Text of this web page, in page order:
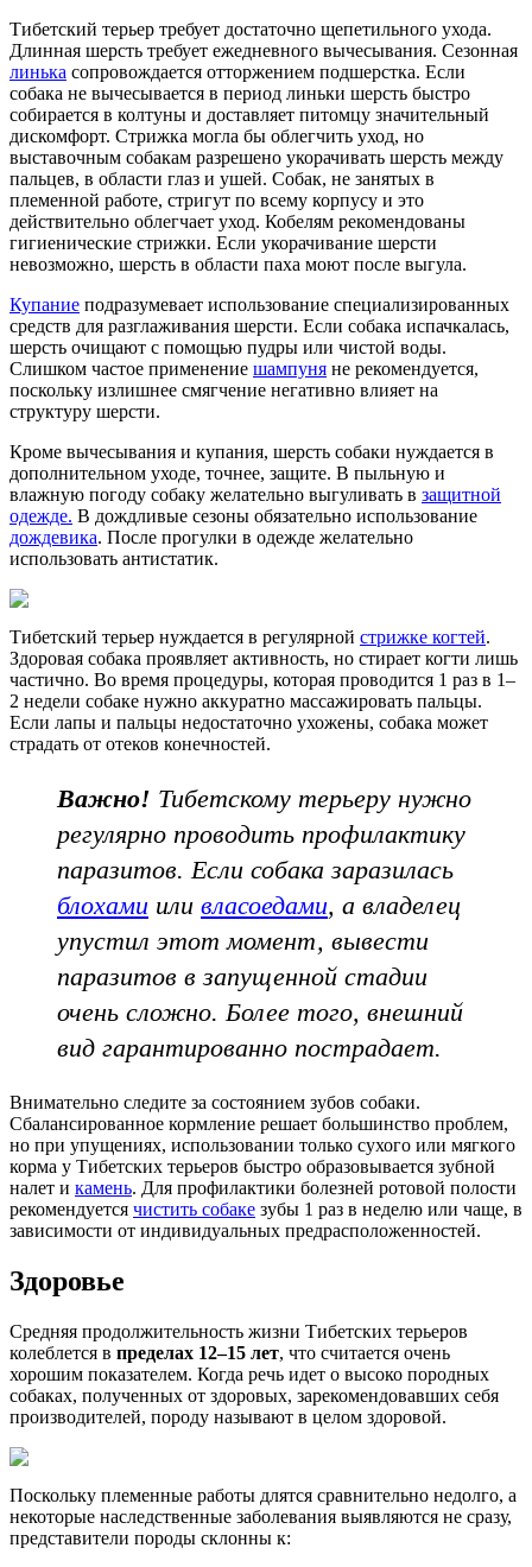
Тибетский терьер требует достаточно щепетильного ухода.
Длинная шерсть требует ежедневного вычесывания. Сезонная
линька сопровождается отторжением подшерстка. Если
собака не вычесывается в период линьки шерсть быстро
собирается в колтуны и доставляет питомцу значительный
дискомфорт. Стрижка могла бы облегчить уход, но
выставочным собакам разрешено укорачивать шерсть между
пальцев, в области глаз и ушей. Собак, не занятых в
племенной работе, стригут по всему корпусу и это
действительно облегчает уход. Кобелям рекомендованы
гигиенические стрижки. Если укорачивание шерсти
невозможно, шерсть в области паха моют после выгула.
Купание подразумевает использование специализированных
средств для разглаживания шерсти. Если собака испачкалась,
шерсть очищают с помощью пудры или чистой воды.
Слишком частое применение шампуня не рекомендуется,
поскольку излишнее смягчение негативно влияет на
структуру шерсти.
Кроме вычесывания и купания, шерсть собаки нуждается в
дополнительном уходе, точнее, защите. В пыльную и
влажную погоду собаку желательно выгуливать в защитной
одежде. В дождливые сезоны обязательно использование
дождевика. После прогулки в одежде желательно
использовать антистатик.
Тибетский терьер нуждается в регулярной стрижке когтей.
Здоровая собака проявляет активность, но стирает когти лишь
частично. Во время процедуры, которая проводится 1 раз в 1–
2 недели собаке нужно аккуратно массажировать пальцы.
Если лапы и пальцы недостаточно ухожены, собака может
страдать от отеков конечностей.
Важно! Тибетскому терьеру нужно
регулярно проводить профилактику
паразитов. Если собака заразилась
блохами или власоедами, а владелец
упустил этот момент, вывести
паразитов в запущенной стадии
очень сложно. Более того, внешний
вид гарантированно пострадает.
Внимательно следите за состоянием зубов собаки.
Сбалансированное кормление решает большинство проблем,
но при упущениях, использовании только сухого или мягкого
корма у Тибетских терьеров быстро образовывается зубной
налет и камень. Для профилактики болезней ротовой полости
рекомендуется чистить собаке зубы 1 раз в неделю или чаще, в
зависимости от индивидуальных предрасположенностей.
Здоровье
Средняя продолжительность жизни Тибетских терьеров
колеблется в пределах 12–15 лет, что считается очень
хорошим показателем. Когда речь идет о высоко породных
собаках, полученных от здоровых, зарекомендовавших себя
производителей, породу называют в целом здоровой.
Поскольку племенные работы длятся сравнительно недолго, а
некоторые наследственные заболевания выявляются не сразу,
представители породы склонны к: